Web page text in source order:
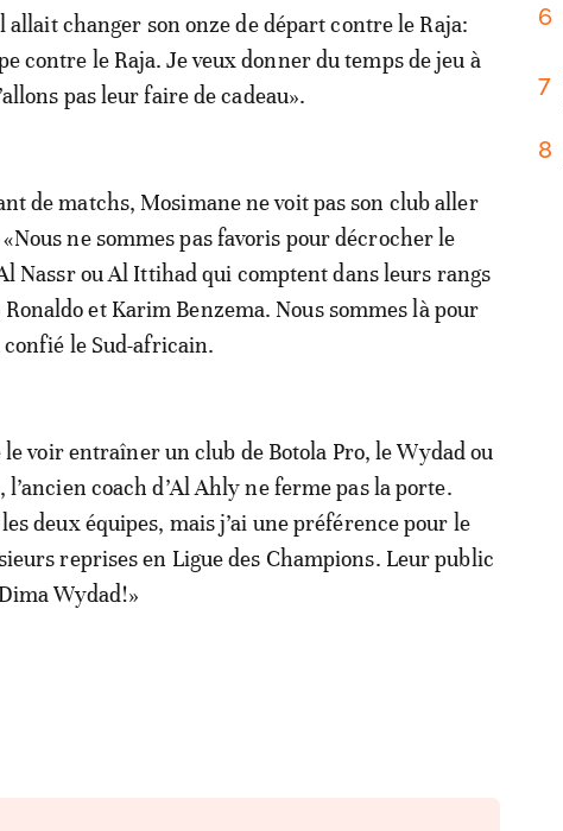
allait changer son onze de départ contre le Raja:
contre le Raja. Je veux donner du temps de jeu à
pas leur faire de cadeau».
de matchs, Mosimane ne voit pas son club aller
ne sommes pas favoris pour décrocher le
Nassr ou Al Ittihad qui comptent dans leurs rangs
et Karim Benzema. Nous sommes là pour
le Sud-africain.
voir entraîner un club de Botola Pro, le Wydad ou
coach d’Al Ahly ne ferme pas la porte.
deux équipes, mais j’ai une préférence pour le
reprises en Ligue des Champions. Leur public
Wydad!»
6
7
8